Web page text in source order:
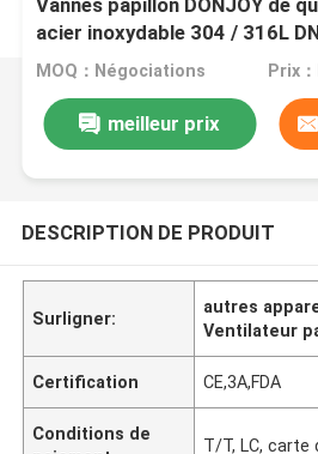
Vannes papillon DONJOY de
acier inoxydable 304 / 316L
et raccord fileté mâle DIN
MOQ：Négociations Prix
meilleur prix
DESCRIPTION DE PRODUIT
Surligner:
autres
Ventilateur
Certification CE,3A,FDA
Conditions de
T/T, LC, carte